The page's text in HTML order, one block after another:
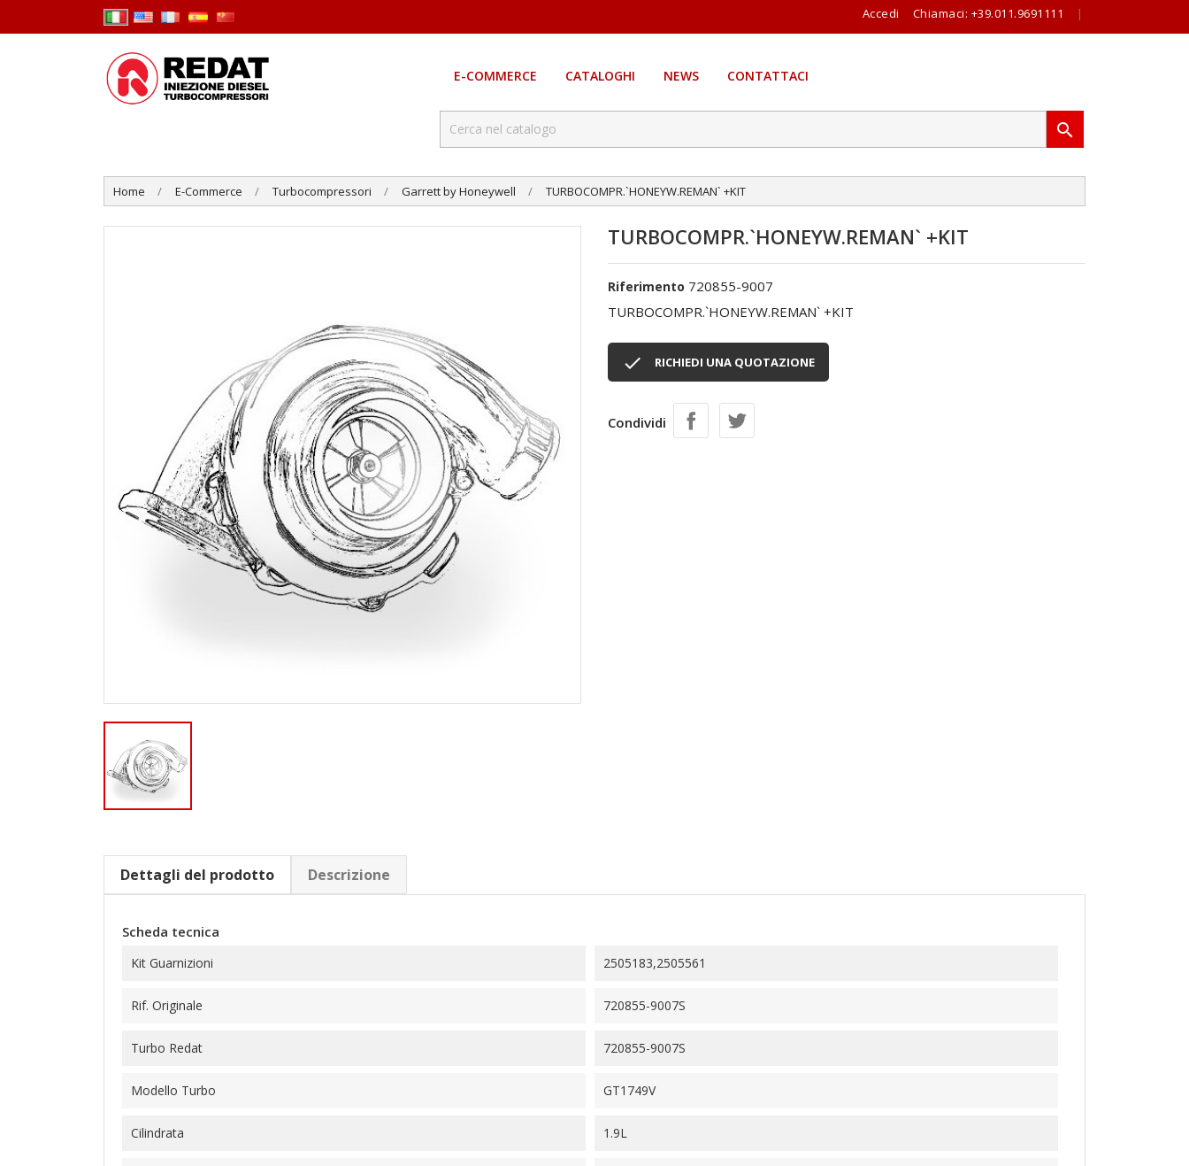
Accedi Chiamaci: +39.011.9691111 |
E-COMMERCE CATALOGHI NEWS CONTATTACI

Home E-Commerce Turbocompressori Garrett by Honeywell TURBOCOMPR.`HONEYW.REMAN` +KIT
TURBOCOMPR.`HONEYW.REMAN` +KIT
Riferimento 720855-9007
TURBOCOMPR.`HONEYW.REMAN` +KIT
 RICHIEDI UNA QUOTAZIONE
Condividi
Dettagli del prodotto Descrizione
Scheda tecnica
Kit Guarnizioni 2505183,2505561
Rif. Originale 720855-9007S
Turbo Redat 720855-9007S
Modello Turbo GT1749V
Cilindrata 1.9L